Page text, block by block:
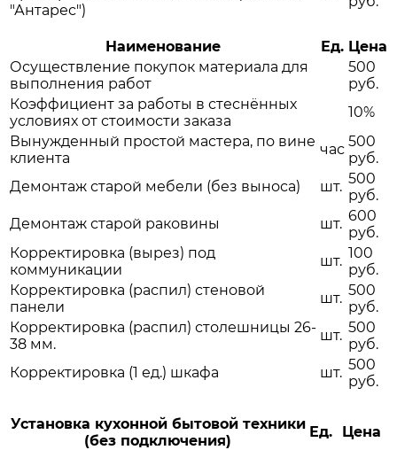
"Антарес")
Наименование Ед. Цена
Осуществление покупок материала для
выполнения работ
500
руб.
Коэффициент за работы в стеснённых
условиях от стоимости заказа
10%
Вынужденный простой мастера, по вине
клиента
час 500
руб.
Демонтаж старой мебели (без выноса)
шт. 500
руб.
Демонтаж старой раковины
шт. 600
руб.
Корректировка (вырез) под
коммуникации
шт. 100
руб.
Корректировка (распил) стеновой
панели
шт. 500
руб.
Корректировка (распил) столешницы 26-
38 мм.
шт. 500
руб.
Корректировка (1 ед.) шкафа
шт. 500
руб.
Установка кухонной бытовой техники
(без подключения)
Ед. Цена